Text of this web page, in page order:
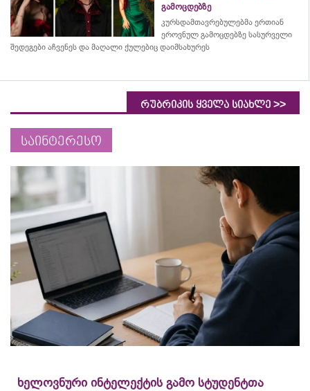
გამოცდებზე
კურსდამთავრებულებმა ერთიან
ეროვნულ გამოცდებზე სასურველი
შედეგები აჩვენეს და მაღალი ქულებიც დაიმსახურეს
რუბრიკის ყველა სიახლე >>
საინტერესო
ხელოვნური ინტელექტის გამო სტუდენტთა